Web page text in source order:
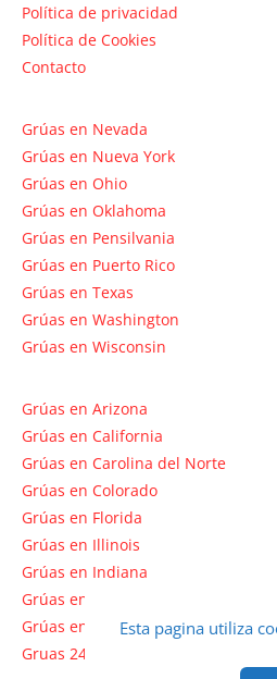
Política de privacidad
Política de Cookies
Contacto
Grúas en Nevada
Grúas en Nueva York
Grúas en Ohio
Grúas en Oklahoma
Grúas en Pensilvania
Grúas en Puerto Rico
Grúas en Texas
Grúas en Washington
Grúas en Wisconsin
Grúas en Arizona
Grúas en California
Grúas en Carolina del Norte
Grúas en Colorado
Grúas en Florida
Grúas en Illinois
Grúas en Indiana
Grúas en Massachusetts
Grúas en Nebraska
Gruas 24 en Dallas Tx
Esta pagina utiliza